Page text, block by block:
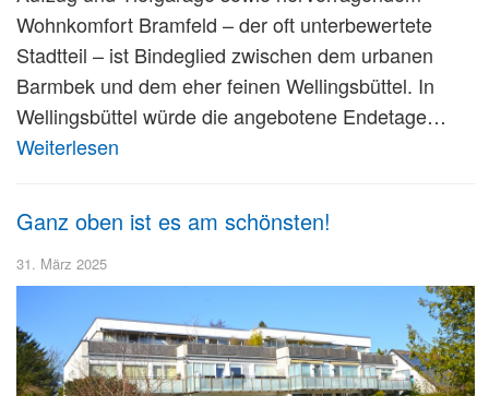
Wohnkomfort Bramfeld – der oft unterbewertete
Stadtteil – ist Bindeglied zwischen dem urbanen
Barmbek und dem eher feinen Wellingsbüttel. In
Wellingsbüttel würde die angebotene Endetage…
Weiterlesen
Ganz oben ist es am schönsten!
31. März 2025